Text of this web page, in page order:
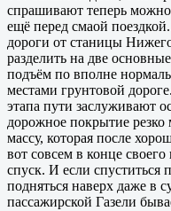
спрашивают теперь
ещё перед смаой
дороги от станицы
разделить на две
подъём по вполне
местами грунтовой
этапа пути заслуживают
дорожное покрытие резко
массу, которая после
вот совсем в конце
спуск. И если спуститься
подняться наверх даже в
пассажирской Газели